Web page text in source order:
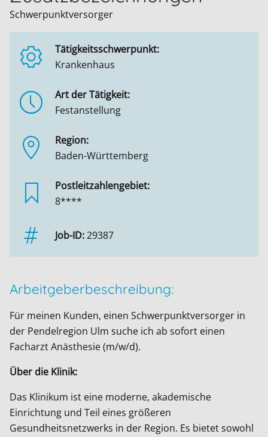
Schwerpunktversorger
Tätigkeitsschwerpunkt:
Krankenhaus
Art der Tätigkeit:
Festanstellung
Region:
Baden-Württemberg
Postleitzahlengebiet:
8****
Job-ID:29387
Arbeitgeberbeschreibung:
Für meinen Kunden, einen Schwerpunktversorger in
der Pendelregion Ulm suche ich ab sofort einen
Facharzt Anästhesie (m/w/d).
Über die Klinik:
Das Klinikum ist eine moderne, akademische
Einrichtung und Teil eines größeren
Gesundheitsnetzwerks in der Region. Es bietet sowohl